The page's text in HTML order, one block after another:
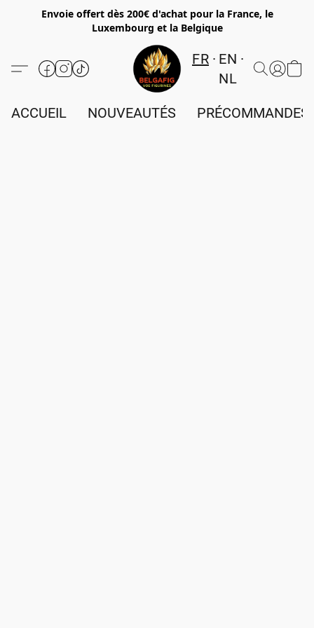
Envoie offert dès 200€ d'achat pour la France, le
Luxembourg et la Belgique
FR
EN
NL
ACCUEIL NOUVEAUTÉS PRÉCOMMANDES